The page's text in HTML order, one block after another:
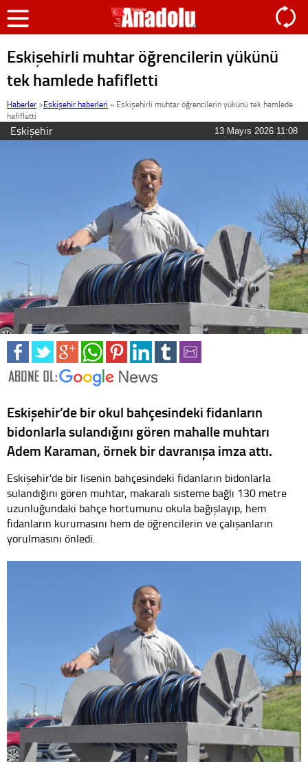
Eskişehirli muhtar öğrencilerin yükünü
tek hamlede hafifletti
Haberler >Eskişehir haberleri » Eskişehirli muhtar öğrencilerin yükünü tek hamlede
hafifletti
Eskişehir 13 Mayıs 2026 11:08
Eskişehir’de bir okul bahçesindeki fidanların
bidonlarla sulandığını gören mahalle muhtarı
Adem Karaman, örnek bir davranışa imza attı.
Eskişehir'de bir lisenin bahçesindeki fidanların bidonlarla
sulandığını gören muhtar, makaralı sisteme bağlı 130 metre
uzunluğundaki bahçe hortumunu okula bağışlayıp, hem
fidanların kurumasını hem de öğrencilerin ve çalışanların
yorulmasını önledi.